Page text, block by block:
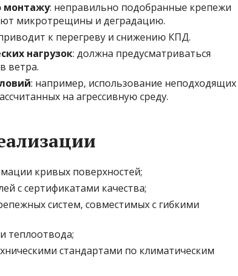
монтажу: неправильно подобранные крепежи
микротрещины и деградацию.
к перегреву и снижению КПД.
нагрузок: должна предусматриваться
ветра.
: например, использование неподходящих
на агрессивную среду.
кривых поверхностей;
с сертификатами качества;
систем, совместимых с гибкими
теплоотвода;
стандартами по климатическим